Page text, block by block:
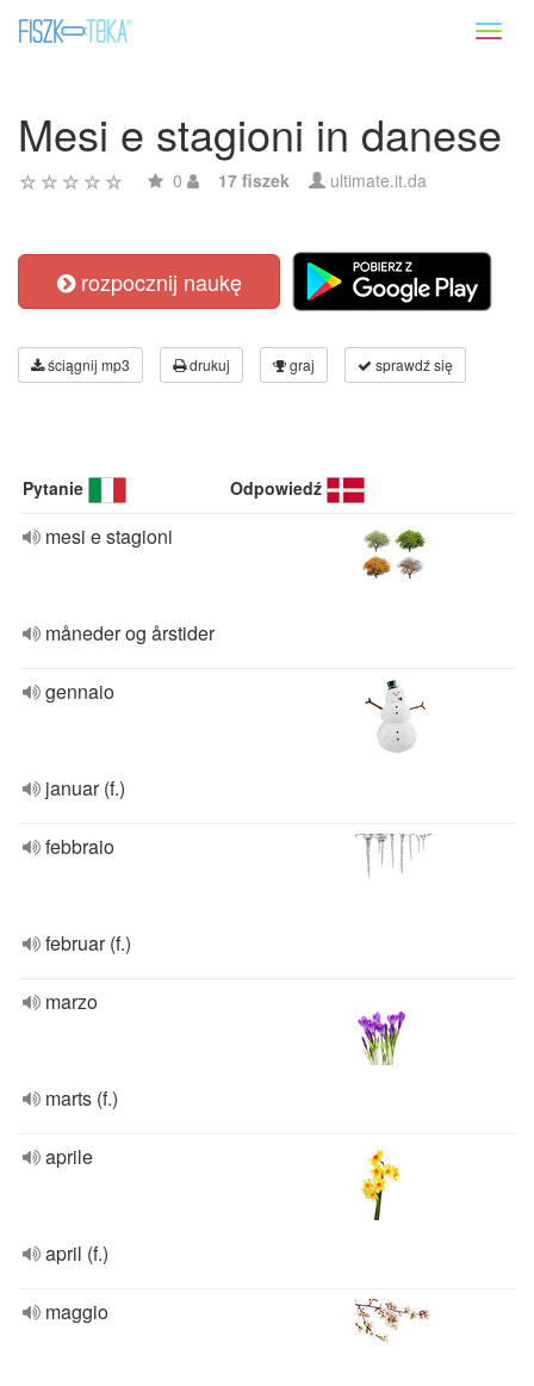
Mesi e stagioni in danese
0 17 fiszek ultimate.it.da
rozpocznij naukę
ściągnij mp3 drukuj graj sprawdź się
Pytanie Odpowiedź
mesi e stagioni
måneder og årstider
gennaio
januar (f.)
febbraio
februar (f.)
marzo
marts (f.)
aprile
april (f.)
maggio